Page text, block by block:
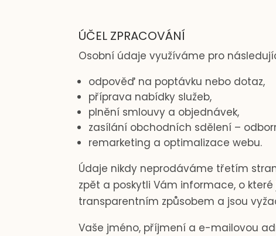
ÚČEL ZPRACOVÁNÍ
Osobní údaje využíváme pro
odpověď na poptávku nebo dotaz,
příprava nabídky služeb,
plnění smlouvy a objednávek,
zasílání obchodních sdělení –
remarketing a optimalizace webu.
Údaje nikdy neprodáváme třetím
zpět a poskytli Vám informace, o
transparentním způsobem a jsou
Vaše jméno, příjmení a e-mailovou